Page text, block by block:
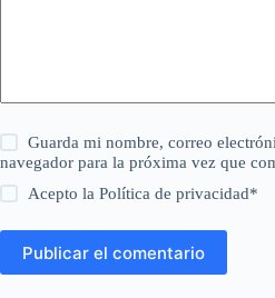
Guarda mi nombre, correo
navegador para la próxima vez que
Acepto laPolítica de privacidad*
Publicar el comentario